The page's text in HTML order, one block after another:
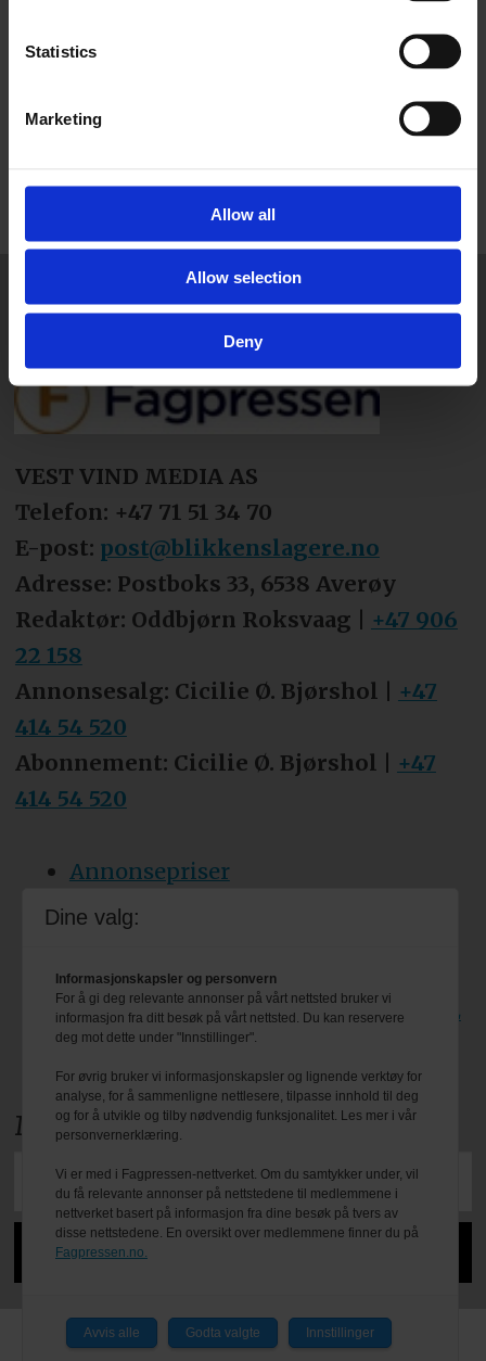
Statistics
Marketing
Allow all
Allow selection
Deny
VEST VIND MEDIA AS
Telefon: +47 71 51 34 70
E-post: post@blikkenslagere.no
Adresse: Postboks 33, 6538 Averøy
Redaktør: Oddbjørn Roksvaag | +47 906
22 158
Annonsesalg: Cicilie Ø. Bjørshol | +47
414 54 520
Abonnement: Cicilie Ø. Bjørshol | +47
414 54 520
Annonsepriser
Tips oss
Besøk også bransjeforreningen VBL
sine egne nettsider: www.vbl.no
Meld deg på nyhetsbrevet
Dine valg:
Informasjonskapsler og personvern
For å gi deg relevante annonser på vårt nettsted bruker vi
informasjon fra ditt besøk på vårt nettsted. Du kan reservere
deg mot dette under "Innstillinger".
For øvrig bruker vi informasjonskapsler og lignende verktøy for
analyse, for å sammenligne nettlesere, tilpasse innhold til deg
og for å utvikle og tilby nødvendig funksjonalitet. Les mer i vår
personvernerklæring.
Vi er med i Fagpressen-nettverket. Om du samtykker under, vil
du få relevante annonser på nettstedene til medlemmene i
nettverket basert på informasjon fra dine besøk på tvers av
disse nettstedene. En oversikt over medlemmene finner du på
Fagpressen.no.
Avvis alle Godta valgte Innstillinger